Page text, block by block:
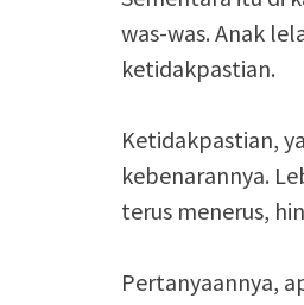
was-was. Anak
ketidakpastian.
Ketidakpastian,
kebenarannya.
terus menerus,
Pertanyaannya,